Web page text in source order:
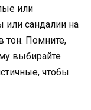
или
сандалии на
тон. Помните,
выбирайте
чтобы